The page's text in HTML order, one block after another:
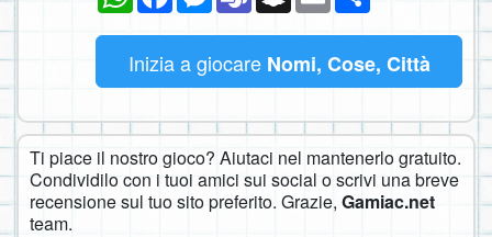
Inizia a giocare Nomi, Cose, Città
Ti piace il nostro gioco? Aiutaci nel mantenerlo gratuito.
Condividilo con i tuoi amici sui social o scrivi una breve
recensione sul tuo sito preferito. Grazie, Gamiac.net
team.